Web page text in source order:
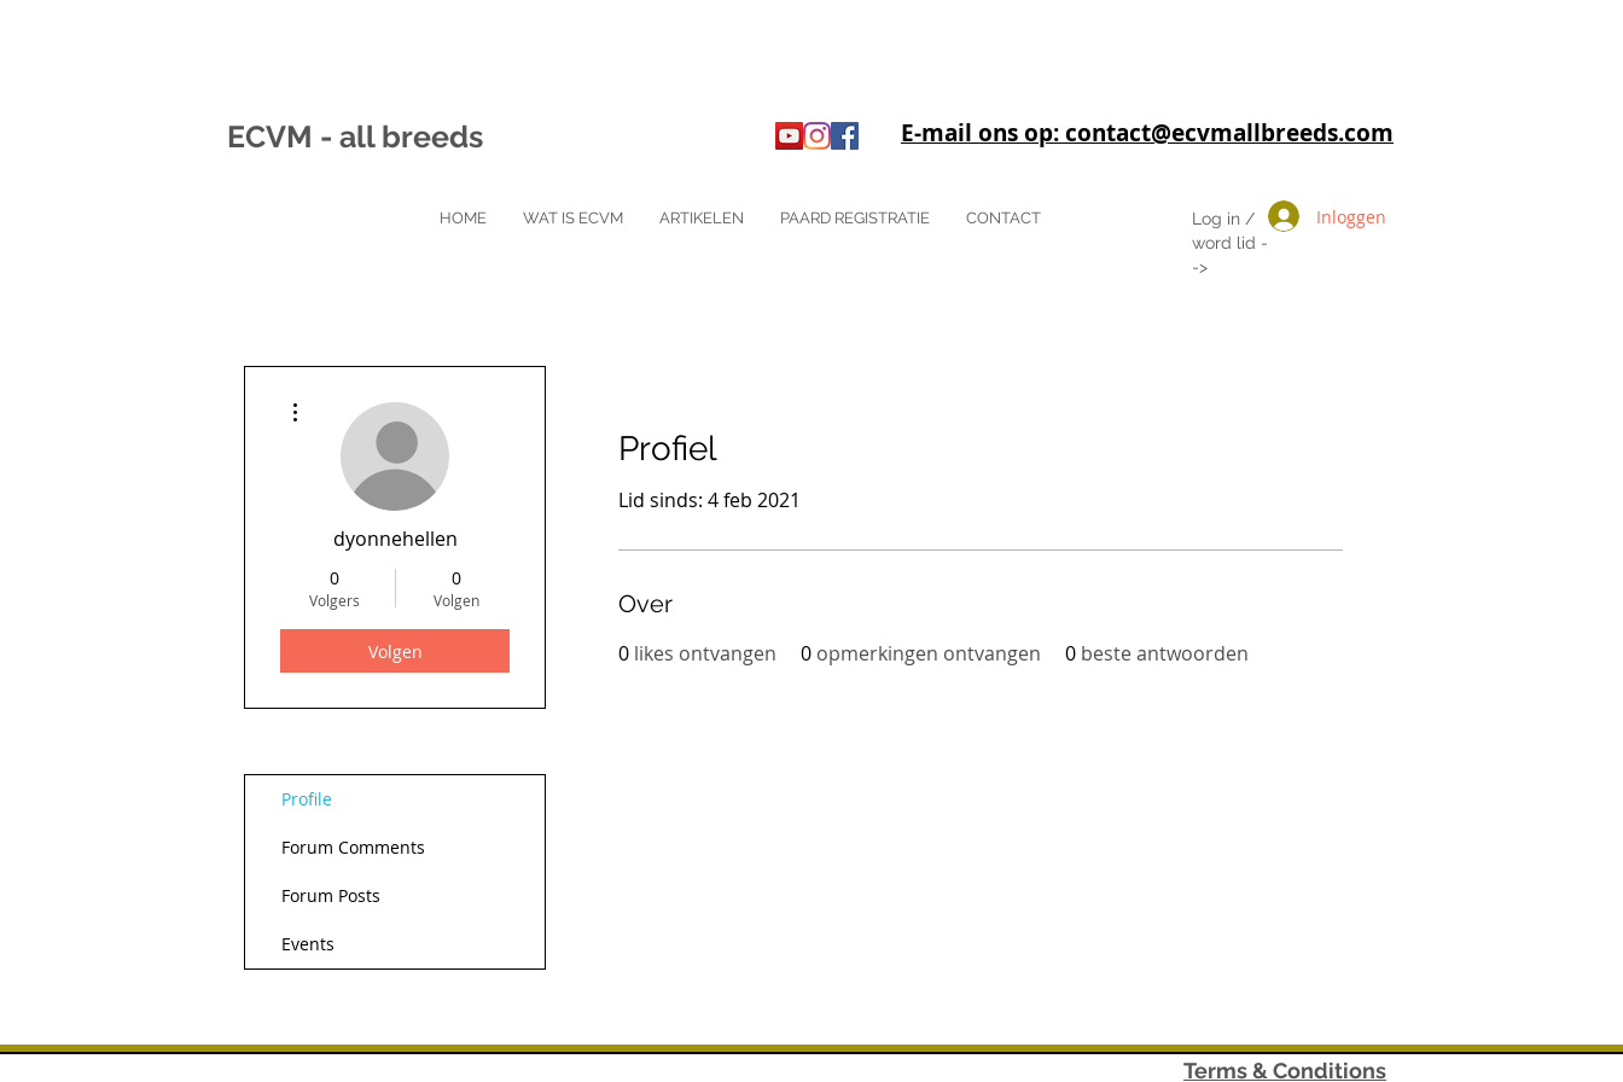
ECVM - all breeds E-mail ons op: contact@ecvmallbreeds.com
HOME WAT IS ECVM ARTIKELEN PAARD REGISTRATIE CONTACT Inloggen
Log in /
word lid -
->
Profiel
Lid sinds: 4 feb 2021
Over
0 likes ontvangen 0 opmerkingen ontvangen 0 beste antwoorden
dyonnehellen
0
Volgers
0
Volgen
Volgen
Profile
Forum Comments
Forum Posts
Events
Terms & Conditions